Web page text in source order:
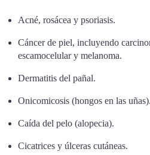
Acné, rosácea y psoriasis.
Cáncer de piel, incluyendo
escamocelular y melanoma.
Dermatitis del pañal.
Onicomicosis (hongos en las uñas).
Caída del pelo (alopecia).
Cicatrices y úlceras cutáneas.